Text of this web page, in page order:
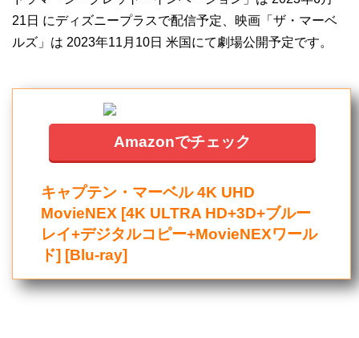
21日 にディズニープラスで配信予定、映画「ザ・マーベ
ルズ」は 2023年11月10日 米国にて劇場公開予定です。
Amazonでチェック
キャプテン・マーベル 4K UHD
MovieNEX [4K ULTRA HD+3D+ブルー
レイ+デジタルコピー+MovieNEXワール
ド] [Blu-ray]